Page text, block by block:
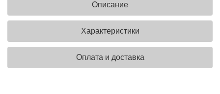
Описание
Характеристики
Оплата и доставка